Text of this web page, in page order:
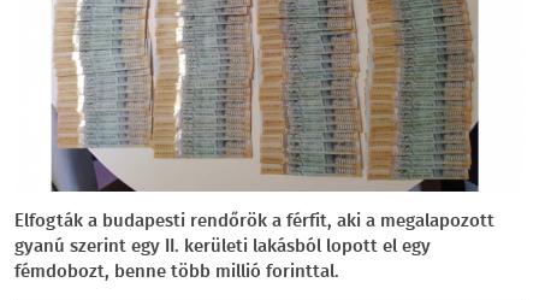
Elfogták a budapesti rendőrök a férfit, aki a megalapozott
gyanú szerint egy II. kerületi lakásból lopott el egy
fémdobozt, benne több millió forinttal.